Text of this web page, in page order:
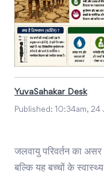
YuvaSahakar Desk
Published: 10:34am, 24
जलवायु परिवर्तन का
बल्कि यह बच्चों के